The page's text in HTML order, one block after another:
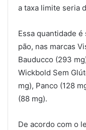
a taxa limite seria
Essa quantidade
pão, nas marcas
Bauducco (293
Wickbold Sem
mg), Panco (128
(88 mg).
De acordo com o